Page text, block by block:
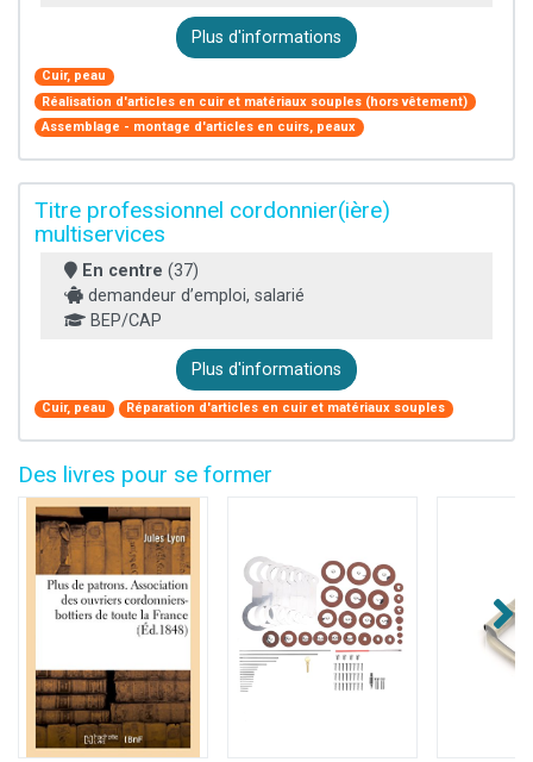
Plus d'informations
Cuir, peau
Réalisation d'articles en cuir et matériaux souples (hors vêtement)
Assemblage - montage d'articles en cuirs, peaux
Titre professionnel cordonnier(ière)
multiservices
En centre (37)
demandeur d’emploi, salarié
BEP/CAP
Plus d'informations
Cuir, peau Réparation d'articles en cuir et matériaux souples
Des livres pour se former